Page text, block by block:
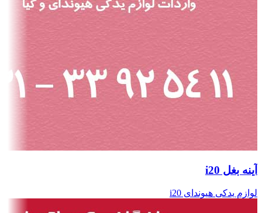
آینه بغل i20
لوازم یدکی هیوندای i20